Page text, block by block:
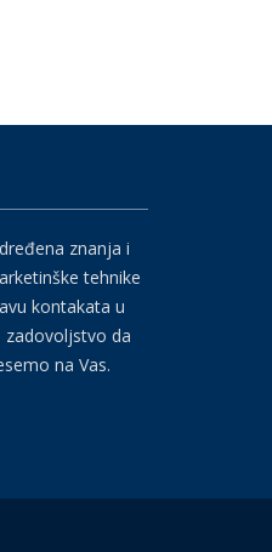
znanja i
tehnike
kontakata u
zadovoljstvo da
na Vas.